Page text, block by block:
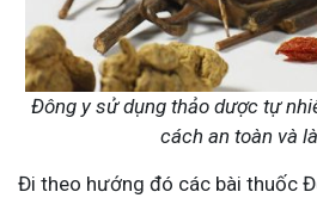
Đông y sử dụng thảo dược tự
cách an toàn và
Đi theo hướng đó các bài thuốc